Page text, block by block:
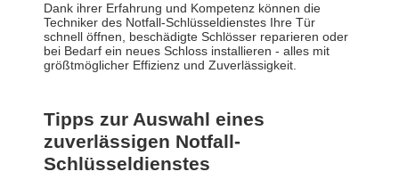
Dank ihrer Erfahrung und Kompetenz können die
Techniker des Notfall-Schlüsseldienstes Ihre Tür
schnell öffnen, beschädigte Schlösser reparieren oder
bei Bedarf ein neues Schloss installieren - alles mit
größtmöglicher Effizienz und Zuverlässigkeit.
Tipps zur Auswahl eines
zuverlässigen Notfall-
Schlüsseldienstes